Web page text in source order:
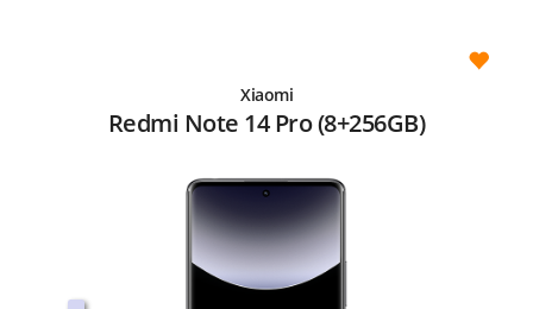
Xiaomi
Redmi Note 14 Pro (8+256GB)